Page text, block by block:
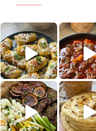
מעודנת מ
ממכרים שמכינים בכמה דקות עב
בפ
חשבתי מה לחדש לכם ונראה